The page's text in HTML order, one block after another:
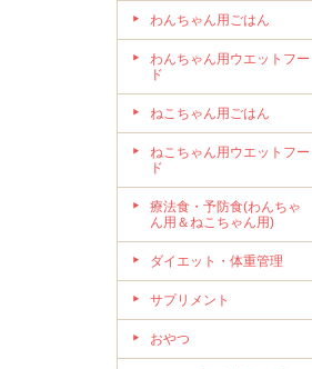
わんちゃん用ごはん
わんちゃん用ウエットフー
ド
ねこちゃん用ごはん
ねこちゃん用ウエットフー
ド
療法食・予防食(わんちゃ
ん用＆ねこちゃん用)
ダイエット・体重管理
サプリメント
おやつ